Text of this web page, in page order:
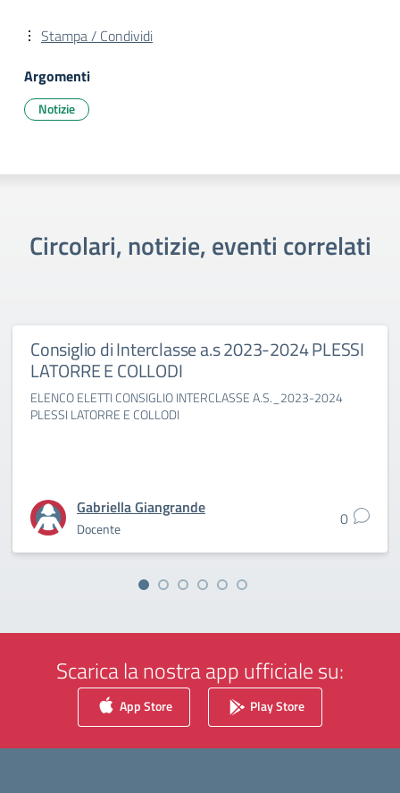
Stampa / Condividi
Argomenti
Notizie
Circolari, notizie, eventi correlati
Consiglio di Interclasse a.s 2023-2024 PLESSI
LATORRE E COLLODI
ELENCO ELETTI CONSIGLIO INTERCLASSE A.S._2023-2024
PLESSI LATORRE E COLLODI
Gabriella Giangrande
Docente 0
Scarica la nostra app ufficiale su:
App Store Play Store